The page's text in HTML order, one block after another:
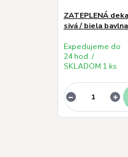
ZATEPLENÁ
sivá / biela
Expedujeme do
24 hod. /
SKLADOM 1 ks